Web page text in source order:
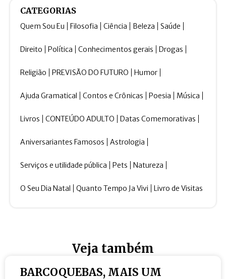
CATEGORIAS
Quem Sou Eu Filosofia Ciência Beleza Saúde
Direito Política Conhecimentos gerais Drogas
Religião PREVISÃO DO FUTURO Humor
Ajuda Gramatical Contos e Crônicas Poesia Música
Livros CONTEÚDO ADULTO Datas Comemorativas
Aniversariantes Famosos Astrologia
Serviços e utilidade pública Pets Natureza
O Seu Dia Natal Quanto Tempo Ja Vivi Livro de Visitas
Veja também
BARCOQUEBAS, MAIS UM